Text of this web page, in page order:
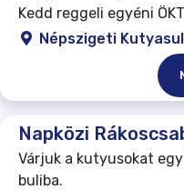
Kedd reggeli egyéni
Népszigeti
Napközi
Várjuk a kutyusokat
buliba.